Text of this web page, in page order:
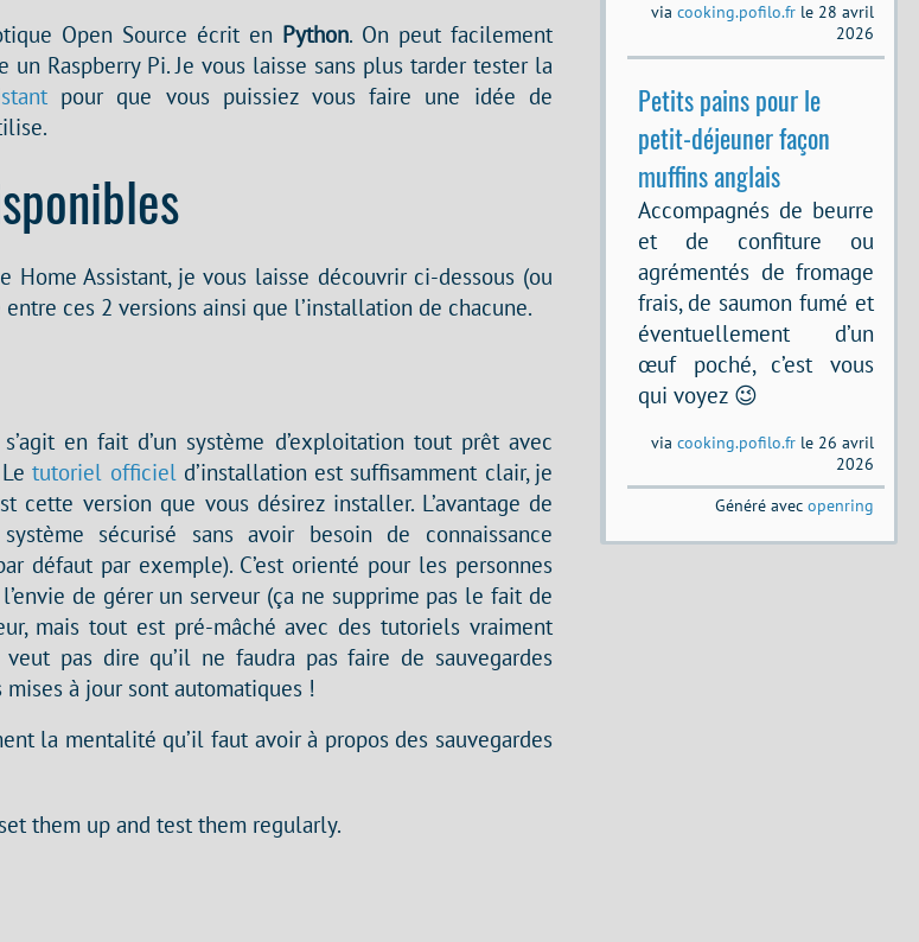
Open Source écrit en Python. On peut facilement
Raspberry Pi. Je vous laisse sans plus tarder tester la
pour que vous puissiez vous faire une idée de
Home Assistant, je vous laisse découvrir ci-dessous (ou
entre ces 2 versions ainsi que l’installation de chacune.
en fait d’un système d’exploitation tout prêt avec
Letutoriel officiel d’installation est suffisamment clair, je
cette version que vous désirez installer. L’avantage de
sécurisé sans avoir besoin de connaissance
défaut par exemple). C’est orienté pour les personnes
de gérer un serveur (ça ne supprime pas le fait de
mais tout est pré-mâché avec des tutoriels vraiment
pas dire qu’il ne faudra pas faire de sauvegardes
à jour sont automatiques !
la mentalité qu’il faut avoir à propos des sauvegardes
them up and test them regularly.
viacooking.pofilo.fr le 28 avril
2026
Petits pains pour le
petit-déjeuner façon
muffins anglais
Accompagnés de beurre
et de confiture ou
agrémentés de fromage
frais, de saumon fumé et
éventuellement d’un
œuf poché, c’est vous
qui voyez 😉
viacooking.pofilo.fr le 26 avril
2026
Généré avecopenring